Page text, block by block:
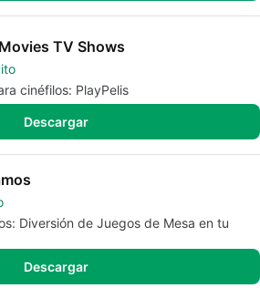
TV Shows
cinéfilos: PlayPelis
Descargar
Diversión de Juegos de Mesa en tu
Descargar